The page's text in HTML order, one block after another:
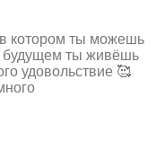
котором ты можешь
будущем ты живёшь
удовольствие 🥰